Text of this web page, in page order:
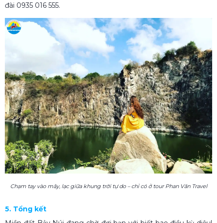
đài 0935 016 555.
Chạm tay vào mây, lạc giữa khung trời tự do – chỉ có ở tour Phan Văn Travel
5. Tổng kết